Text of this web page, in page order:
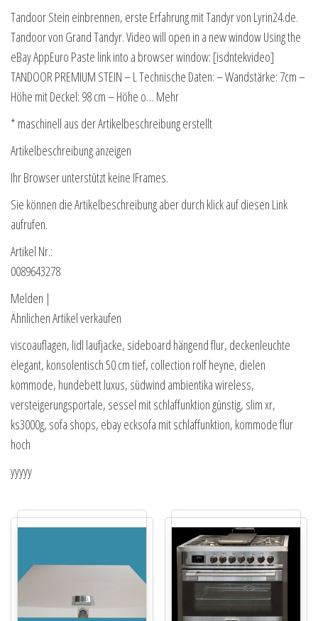
Tandoor Stein einbrennen, erste Erfahrung mit Tandyr von Lyrin24.de.
Tandoor von Grand Tandyr. Video will open in a new window Using the
eBay AppEuro Paste link into a browser window: [isdntekvideo]
TANDOOR PREMIUM STEIN – L Technische Daten: – Wandstärke: 7cm –
Höhe mit Deckel: 98 cm – Höhe o… Mehr
* maschinell aus der Artikelbeschreibung erstellt
Artikelbeschreibung anzeigen
Ihr Browser unterstützt keine IFrames.
Sie können die Artikelbeschreibung aber durch klick auf diesen Link
aufrufen.
Artikel Nr.:
0089643278
Melden |
Ähnlichen Artikel verkaufen
viscoauflagen, lidl laufjacke, sideboard hängend flur, deckenleuchte
elegant, konsolentisch 50 cm tief, collection rolf heyne, dielen
kommode, hundebett luxus, südwind ambientika wireless,
versteigerungsportale, sessel mit schlaffunktion günstig, slim xr,
ks3000g, sofa shops, ebay ecksofa mit schlaffunktion, kommode flur
hoch
yyyyy